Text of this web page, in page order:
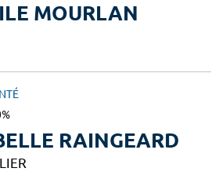
MOURLAN
RAINGEARD